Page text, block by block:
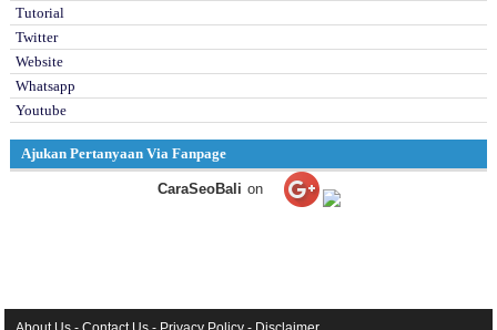
Tutorial
Twitter
Website
Whatsapp
Youtube
Ajukan Pertanyaan Via Fanpage
CaraSeoBali on